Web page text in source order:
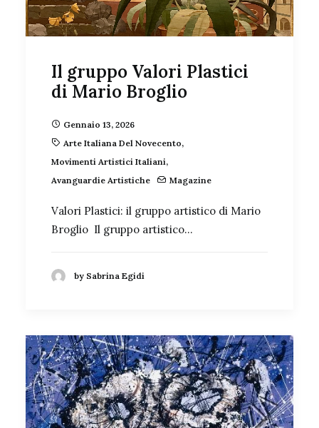
Il gruppo Valori Plastici
di Mario Broglio
Gennaio 13, 2026
Arte Italiana Del Novecento,
Movimenti Artistici Italiani,
Avanguardie Artistiche
Magazine
Valori Plastici: il gruppo artistico di Mario
Broglio Il gruppo artistico…
by Sabrina Egidi